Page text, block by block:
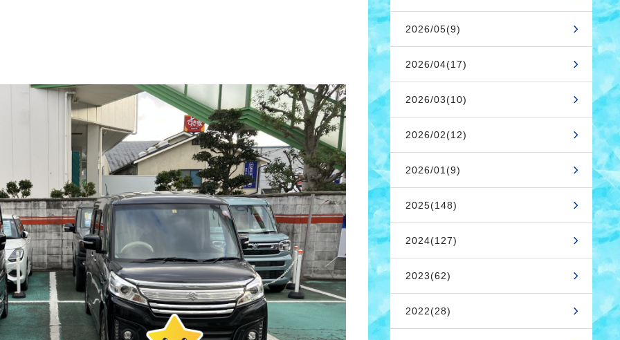
2026/05(9)
2026/04(17)
2026/03(10)
2026/02(12)
2026/01(9)
2025(148)
2024(127)
2023(62)
2022(28)